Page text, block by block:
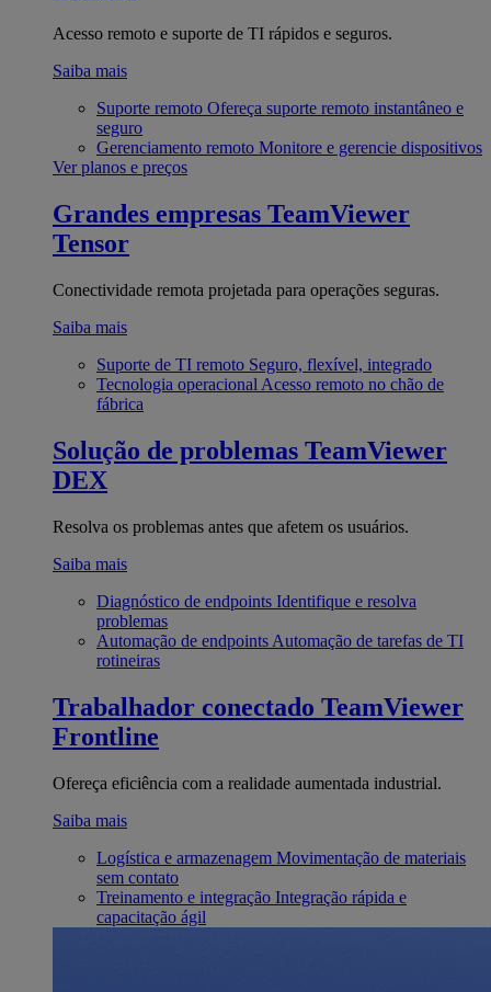
Acesso remoto e suporte de TI rápidos e seguros.
Saiba mais
Suporte remoto Ofereça suporte remoto instantâneo e
seguro
Gerenciamento remoto Monitore e gerencie dispositivos
Ver planos e preços
Grandes empresas TeamViewer
Tensor
Conectividade remota projetada para operações seguras.
Saiba mais
Suporte de TI remoto Seguro, flexível, integrado
Tecnologia operacional Acesso remoto no chão de
fábrica
Solução de problemas TeamViewer
DEX
Resolva os problemas antes que afetem os usuários.
Saiba mais
Diagnóstico de endpoints Identifique e resolva
problemas
Automação de endpoints Automação de tarefas de TI
rotineiras
Trabalhador conectado TeamViewer
Frontline
Ofereça eficiência com a realidade aumentada industrial.
Saiba mais
Logística e armazenagem Movimentação de materiais
sem contato
Treinamento e integração Integração rápida e
capacitação ágil